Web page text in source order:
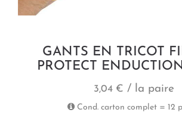
GANTS EN TRICOT
PROTECT
3,04 € / la paire
Cond. carton complet = 12